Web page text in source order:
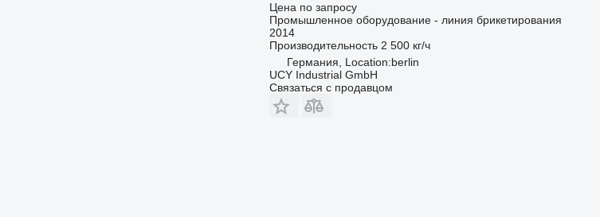
Цена по запросу
Промышленное оборудование - линия брикетирования
2014
Производительность 2 500 кг/ч
Германия, Location:berlin
UCY Industrial GmbH
Связаться с продавцом